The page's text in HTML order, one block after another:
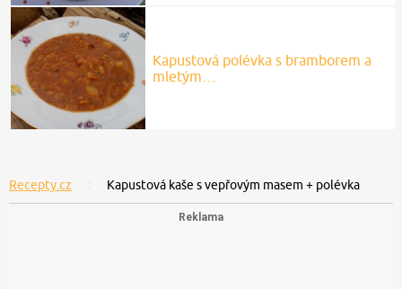
Kapustová polévka s bramborem a
mletým…
Recepty.cz Kapustová kaše s vepřovým masem + polévka